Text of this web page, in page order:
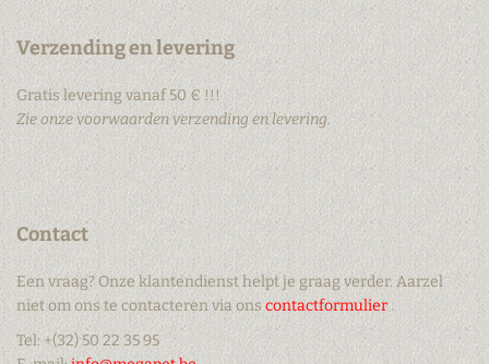
Verzending en levering
Gratis levering vanaf 50 € !!!
Zie onze voorwaarden verzending en levering.
Contact
Een vraag? Onze klantendienst helpt je graag verder. Aarzel
niet om ons te contacteren via ons contactformulier .
Tel: +(32) 50 22 35 95